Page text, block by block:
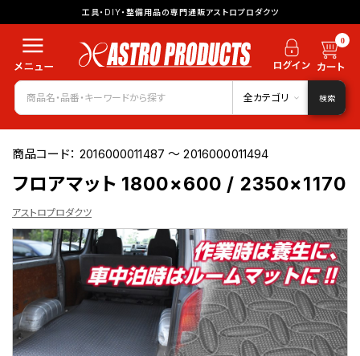
工具・DIY・整備用品の専門通販アストロプロダクツ
0
全カテゴリ 検索
商品コード：2016000011487 ～ 2016000011494
フロアマット 1800×600 / 2350×1170
アストロプロダクツ